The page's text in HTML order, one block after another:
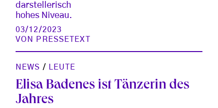
darstellerisch
hohes Niveau.
03/12/2023
VON
PRESSETEXT
NEWS / LEUTE
Elisa Badenes ist Tänzerin des
Jahres